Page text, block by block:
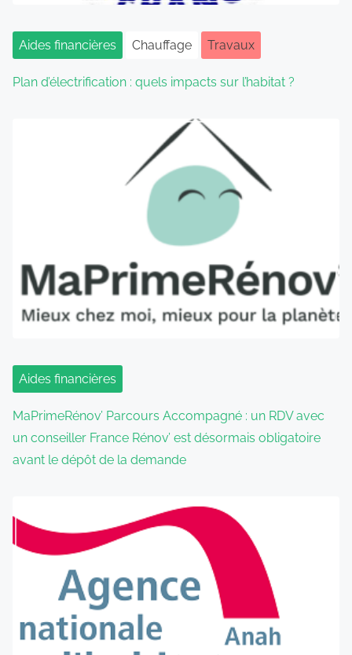
Aides financières Chauffage Travaux
Plan d’électrification : quels impacts sur l’habitat ?
Aides financières
MaPrimeRénov’ Parcours Accompagné : un RDV avec
un conseiller France Rénov’ est désormais obligatoire
avant le dépôt de la demande